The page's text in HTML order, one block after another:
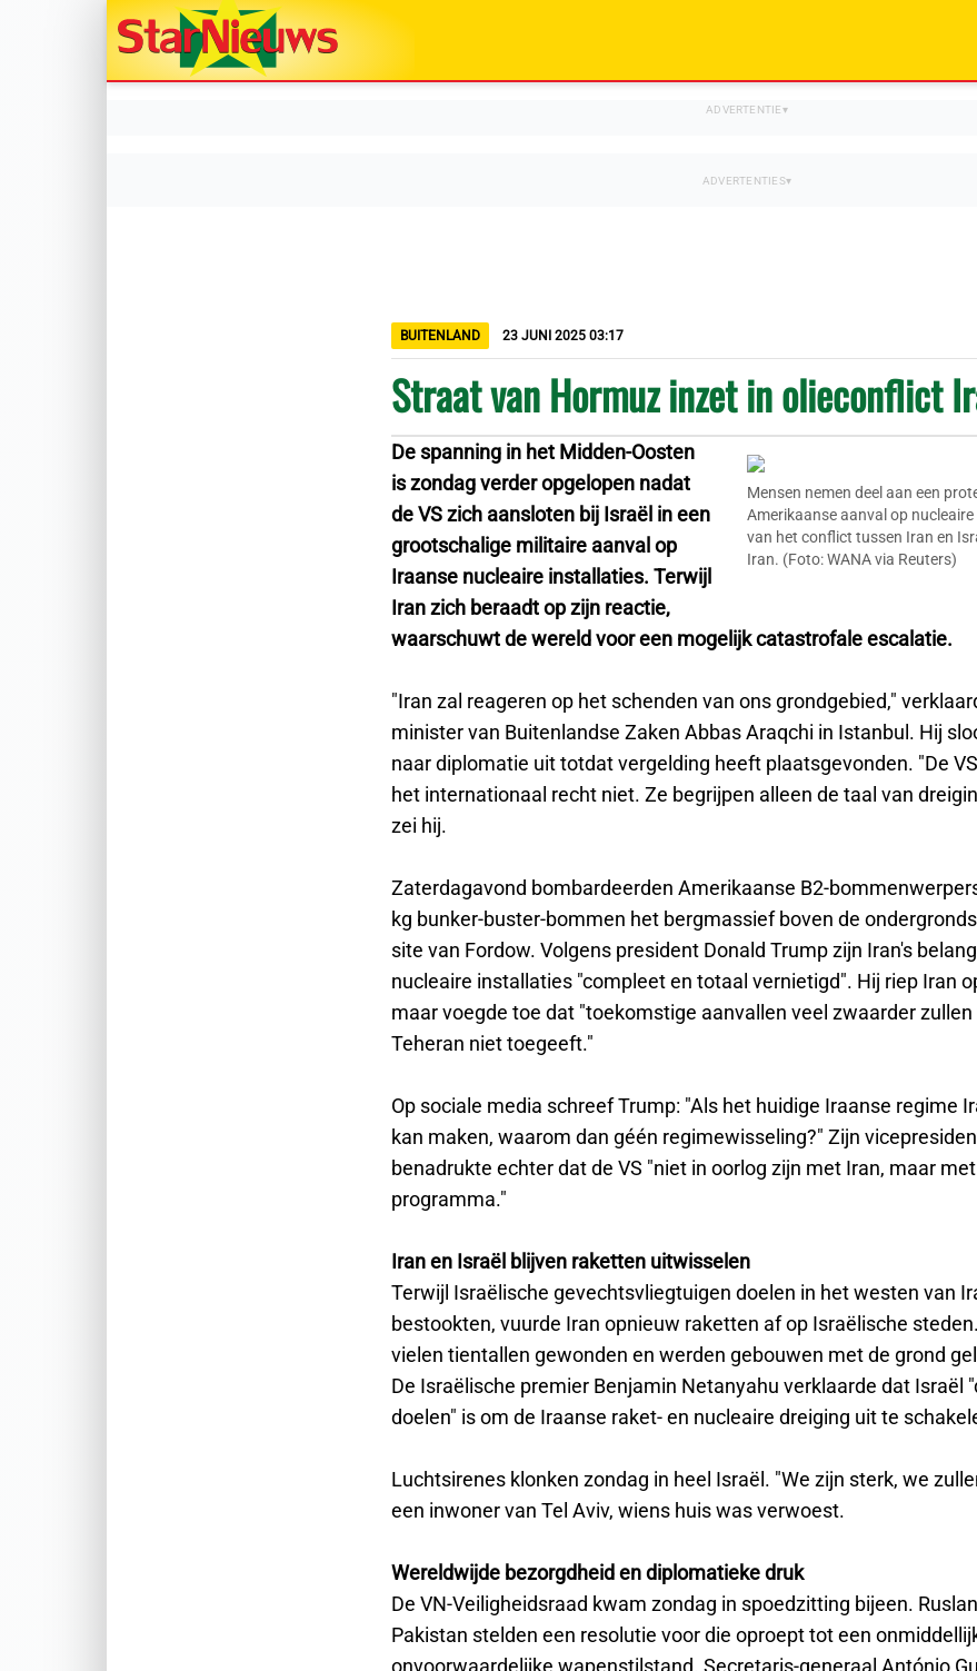
BUITENLAND 23 JUNI 2025 03:17
Straat van Hormuz inzet in olieconflict
Mensen nemen deel aan een
Amerikaanse aanval op
van het conflict tussen Iran en
Iran. (Foto: WANA via Reuters)
De spanning in het Midden-Oosten
is zondag verder opgelopen nadat
de VS zich aansloten bij Israël in een
grootschalige militaire aanval op
Iraanse nucleaire installaties. Terwijl
Iran zich beraadt op zijn reactie,
waarschuwt de wereld voor een mogelijk catastrofale escalatie.
"Iran zal reageren op het schenden van ons grondgebied,"
minister van Buitenlandse Zaken Abbas Araqchi in Istanbul. Hij
naar diplomatie uit totdat vergelding heeft plaatsgevonden. "De
het internationaal recht niet. Ze begrijpen alleen de taal van
zei hij.
Zaterdagavond bombardeerden Amerikaanse B2-
kg bunker-buster-bommen het bergmassief boven de
site van Fordow. Volgens president Donald Trump zijn Iran's
nucleaire installaties "compleet en totaal vernietigd". Hij riep Iran
maar voegde toe dat "toekomstige aanvallen veel zwaarder zullen
Teheran niet toegeeft."
Op sociale media schreef Trump: "Als het huidige Iraanse regime
kan maken, waarom dan géén regimewisseling?" Zijn
benadrukte echter dat de VS "niet in oorlog zijn met Iran, maar
programma."
Iran en Israël blijven raketten uitwisselen
Terwijl Israëlische gevechtsvliegtuigen doelen in het westen van
bestookten, vuurde Iran opnieuw raketten af op Israëlische
vielen tientallen gewonden en werden gebouwen met de grond
De Israëlische premier Benjamin Netanyahu verklaarde dat Israël
doelen" is om de Iraanse raket- en nucleaire dreiging uit te
Luchtsirenes klonken zondag in heel Israël. "We zijn sterk, we
een inwoner van Tel Aviv, wiens huis was verwoest.
Wereldwijde bezorgdheid en diplomatieke druk
De VN-Veiligheidsraad kwam zondag in spoedzitting bijeen.
Pakistan stelden een resolutie voor die oproept tot een
onvoorwaardelijke wapenstilstand. Secretaris-generaal António